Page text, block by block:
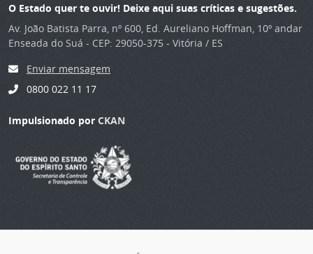
O Estado quer te ouvir! Deixe aqui suas críticas e sugestões.
Av. João Batista Parra, nº 600, Ed. Aureliano Hoffman, 10º andar
Enseada do Suá - CEP: 29050-375 - Vitória / ES
Enviar mensagem
0800 022 11 17
Impulsionado por CKAN